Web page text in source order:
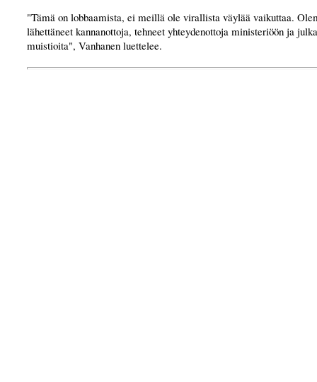
"Tämä on lobbaamista, ei meillä ole virallista väylää vaikuttaa.
lähettäneet kannanottoja, tehneet yhteydenottoja ministeriöön ja
muistioita", Vanhanen luettelee.